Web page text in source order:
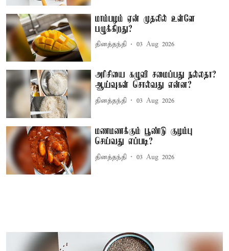
மாம்பழம் ஏன் முதலில் உள்ளே
பழுக்கிறது?
தினத்தந்தி 03 Aug 2026
அரிசியை கழுவி சமைப்பது நல்லதா?
ஆய்வுகள் சொல்வது என்ன?
தினத்தந்தி 03 Aug 2026
மணமணக்கும் பூண்டு குழம்பு
செய்வது எப்படி?
தினத்தந்தி 03 Aug 2026